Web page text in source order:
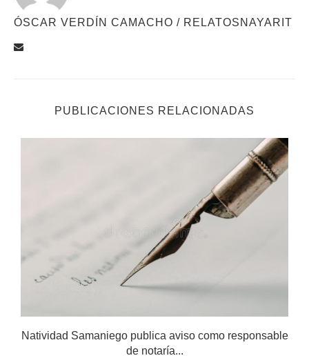
ÓSCAR VERDÍN CAMACHO / RELATOSNAYARIT
PUBLICACIONES RELACIONADAS
Natividad Samaniego publica aviso como responsable
de notaría...